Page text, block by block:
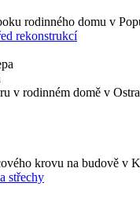
rodinného domu v
rekonstrukcí
v rodinném domě v
krovu na budově v
střechy